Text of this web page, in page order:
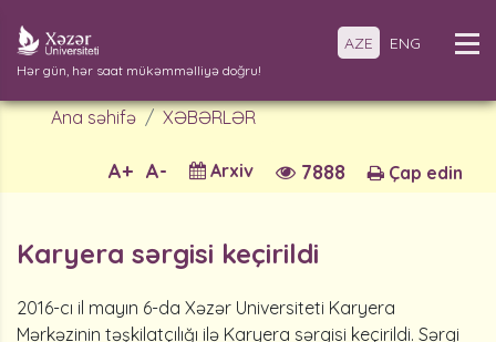
Hər gün, hər saat mükəmməlliyə doğru!
AZE ENG
Ana səhifə XƏBƏRLƏR
Çap edin
7888
Arxiv
A-
A+
Karyera sərgisi keçirildi
2016-cı il mayın 6-da Xəzər Universiteti Karyera
Mərkəzinin təşkilatçılığı ilə Karyera sərgisi keçirildi. Sərgi